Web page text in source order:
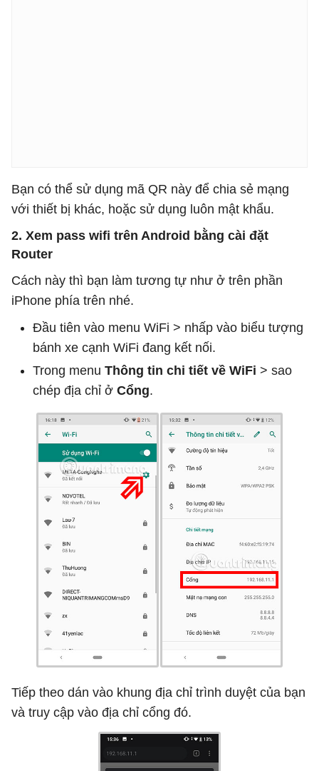
Bạn có thể sử dụng mã QR này để chia sẻ mạng
với thiết bị khác, hoặc sử dụng luôn mật khẩu.
2. Xem pass wifi trên Android bằng cài đặt
Router
Cách này thì bạn làm tương tự như ở trên phần
iPhone phía trên nhé.
Đầu tiên vào menu WiFi > nhấp vào biểu tượng
bánh xe cạnh WiFi đang kết nối.
Trong menu Thông tin chi tiết về WiFi > sao
chép địa chỉ ở Cổng.
Tiếp theo dán vào khung địa chỉ trình duyệt của bạn
và truy cập vào địa chỉ cổng đó.